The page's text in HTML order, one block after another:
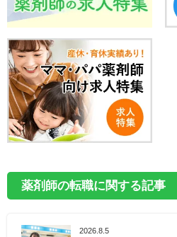
薬剤師の転職に関する記事
2026.8.5